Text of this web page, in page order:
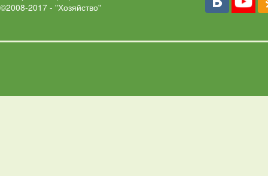
©2008-2017 - "Хозяйство"